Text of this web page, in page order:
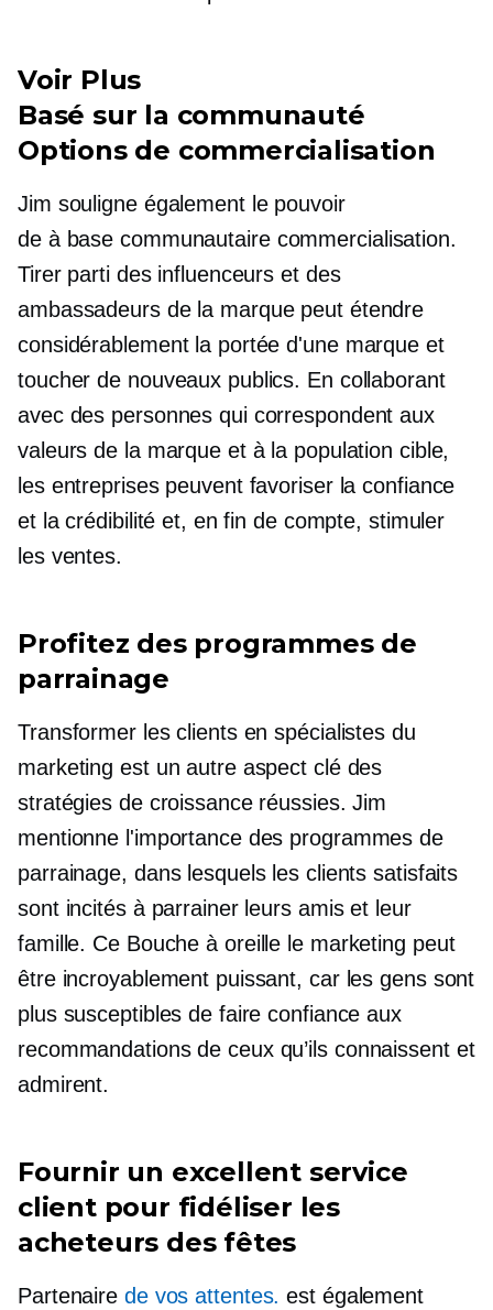
Voir Plus
Basé sur la communauté
Options de commercialisation
Jim souligne également le pouvoir
de à base communautairecommercialisation.
Tirer parti des influenceurs et des
ambassadeurs de la marque peut étendre
considérablement la portée d'une marque et
toucher de nouveaux publics. En collaborant
avec des personnes qui correspondent aux
valeurs de la marque et à la population cible,
les entreprises peuvent favoriser la confiance
et la crédibilité et, en fin de compte, stimuler
les ventes.
Profitez des programmes de
parrainage
Transformer les clients en spécialistes du
marketing est un autre aspect clé des
stratégies de croissance réussies. Jim
mentionne l'importance des programmes de
parrainage, dans lesquels les clients satisfaits
sont incités à parrainer leurs amis et leur
famille. Ce Bouche à oreille le marketing peut
être incroyablement puissant, car les gens sont
plus susceptibles de faire confiance aux
recommandations de ceux qu’ils connaissent et
admirent.
Fournir un excellent service
client pour fidéliser les
acheteurs des fêtes
Partenaire de vos attentes. est également